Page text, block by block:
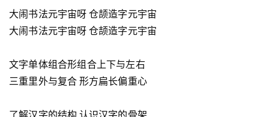
大闹书法元宇宙呀 仓颉造字元宇宙
大闹书法元宇宙呀 仓颉造字元宇宙
文字单体组合形组合上下与左右
三重里外与复合 形方扁长偏重心
了解汉字的结构 认识汉字的骨架